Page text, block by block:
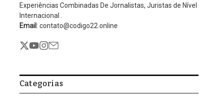
Experiências Combinadas De Jornalistas, Juristas de Nível
Internacional .
Email : contato@codigo22.online
Categorias